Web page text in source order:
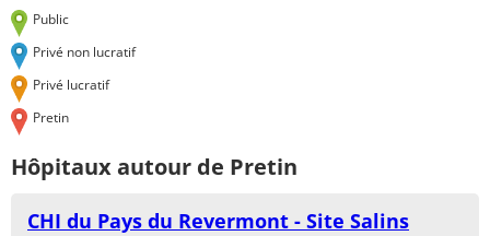
Public
Privé non lucratif
Privé lucratif
Pretin
Hôpitaux autour de Pretin
CHI du Pays du Revermont - Site Salins